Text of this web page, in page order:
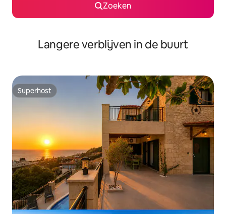
Zoeken
Langere verblijven in de buurt
Superhost
Superhost